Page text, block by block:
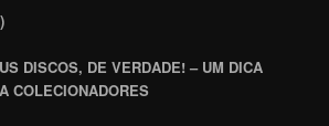
DISCOS, DE VERDADE! – UM DICA
COLECIONADORES